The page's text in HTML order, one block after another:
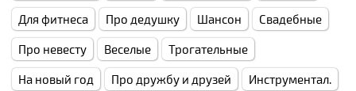
Для фитнеса Про дедушку Шансон Свадебные
Про невесту Веселые Трогательные
На новый год Про дружбу и друзей Инструментал.